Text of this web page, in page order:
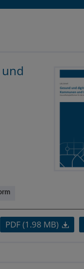
PDF (1.98 MB)